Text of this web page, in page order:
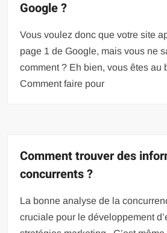
Google ?
Vous voulez donc que votre site
page 1 de Google, mais vous ne
comment ? Eh bien, vous êtes
Comment faire pour
Comment trouver des
concurrents ?
La bonne analyse de la
cruciale pour le développement